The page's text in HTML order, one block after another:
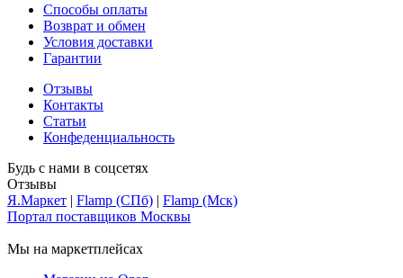
Способы оплаты
Возврат и обмен
Условия доставки
Гарантии
Отзывы
Контакты
Статьи
Конфеденциальность
Будь с нами в соцсетях
Отзывы
Я.Маркет | Flamp (СПб) | Flamp (Мск)
Портал поставщиков Москвы
Мы на маркетплейсах